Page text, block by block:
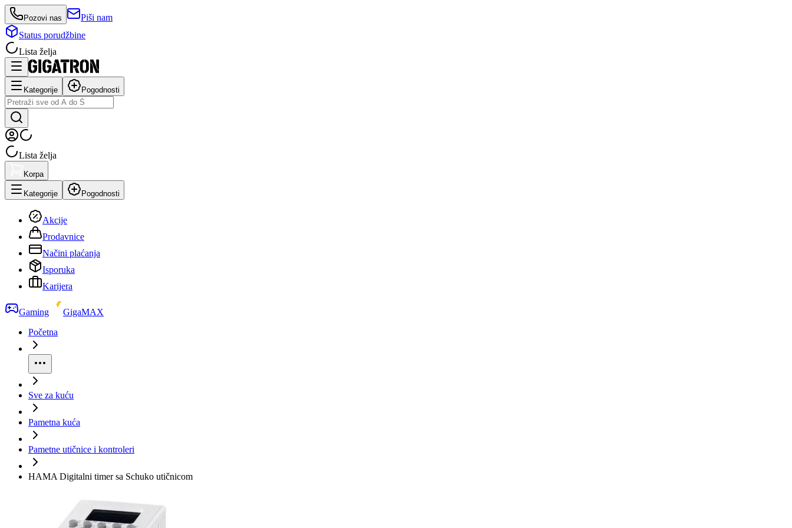
Pozovi nas
Piši nam
Status porudžbine
Lista želja
Kategorije Pogodnosti
Lista želja
Korpa
Kategorije Pogodnosti
Akcije
Prodavnice
Načini plaćanja
Isporuka
Karijera
Gaming
GigaMAX
Početna
Sve za kuću
Pametna kuća
Pametne utičnice i kontroleri
HAMA Digitalni timer sa Schuko utičnicom